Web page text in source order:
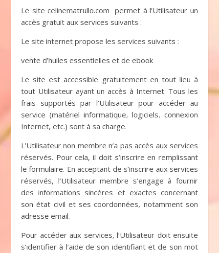
Le site celinematrullo.com permet à l’Utilisateur un
accès gratuit aux services suivants :
Le site internet propose les services suivants :
vente d’huiles essentielles et de ebook
Le site est accessible gratuitement en tout lieu à
tout Utilisateur ayant un accès à Internet. Tous les
frais supportés par l’Utilisateur pour accéder au
service (matériel informatique, logiciels, connexion
Internet, etc.) sont à sa charge.
L’Utilisateur non membre n’a pas accès aux services
réservés. Pour cela, il doit s’inscrire en remplissant
le formulaire. En acceptant de s’inscrire aux services
réservés, l’Utilisateur membre s’engage à fournir
des informations sincères et exactes concernant
son état civil et ses coordonnées, notamment son
adresse email.
Pour accéder aux services, l’Utilisateur doit ensuite
s’identifier à l’aide de son identifiant et de son mot